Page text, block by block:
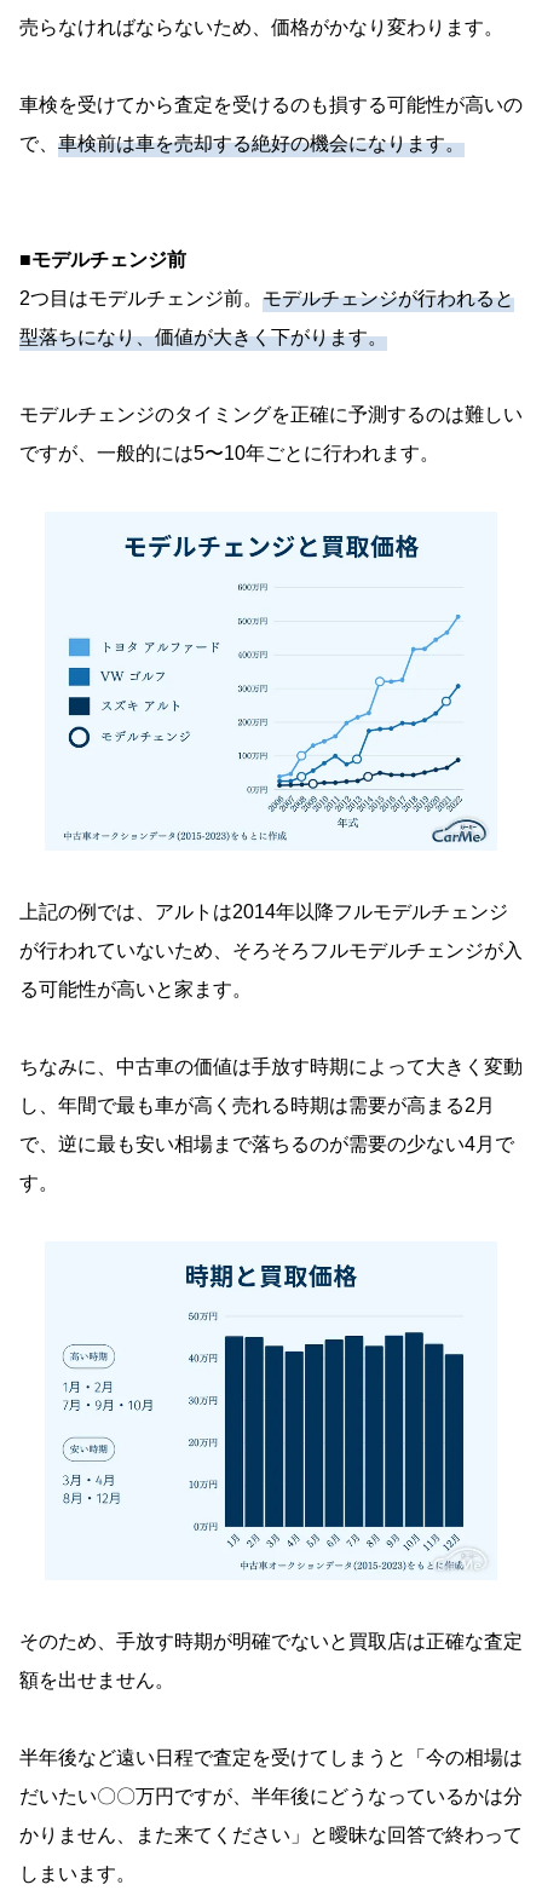
売らなければならないため、価格がかなり変わります。
車検を受けてから査定を受けるのも損する可能性が高いの
で、 車検前は車を売却する絶好の機会になります。
■モデルチェンジ前
2つ目はモデルチェンジ前。 モデルチェンジが行われると
型落ちになり、価値が大きく下がります。
モデルチェンジのタイミングを正確に予測するのは難しい
ですが、一般的には5〜10年ごとに行われます。
上記の例では、アルトは2014年以降フルモデルチェンジ
が行われていないため、そろそろフルモデルチェンジが入
る可能性が高いと家ます。
ちなみに、中古車の価値は手放す時期によって大きく変動
し、年間で最も車が高く売れる時期は需要が高まる2月
で、逆に最も安い相場まで落ちるのが需要の少ない4月で
す。
そのため、手放す時期が明確でないと買取店は正確な査定
額を出せません。
半年後など遠い日程で査定を受けてしまうと「今の相場は
だいたい〇〇万円ですが、半年後にどうなっているかは分
かりません、また来てください」と曖昧な回答で終わって
しまいます。